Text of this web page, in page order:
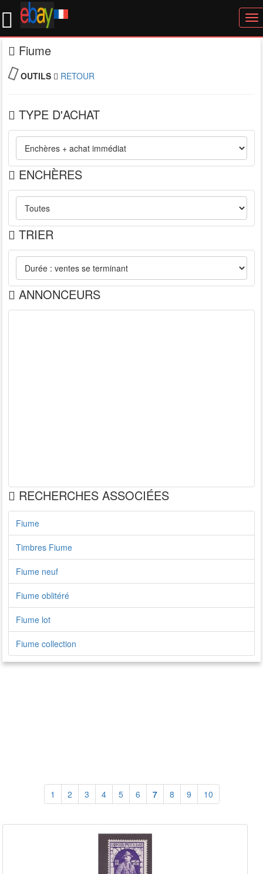
Fiume
OUTILS RETOUR
TYPE D'ACHAT
ENCHÈRES
TRIER
ANNONCEURS
RECHERCHES ASSOCIÉES
Fiume
Timbres Fiume
Fiume neuf
Fiume oblitéré
Fiume lot
Fiume collection
1 2 3 4 5 6 7 8 9 10